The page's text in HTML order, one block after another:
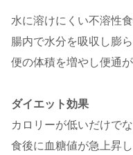
水に溶けにくい不溶性
腸内で水分を吸収し膨
便の体積を増やし便通
ダイエット効果
カロリーが低いだけで
食後に血糖値が急上昇